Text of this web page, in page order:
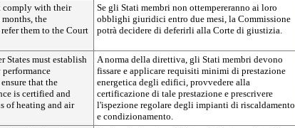
comply with their
the
them to the Court
Se gli Stati membri non ottempereranno ai loro
obblighi giuridici entro due mesi, la Commissione
potrà decidere di deferirli alla Corte di giustizia.
States must establish
that the
is certified and
of heating and air
A norma della direttiva, gli Stati membri devono
fissare e applicare requisiti minimi di prestazione
energetica degli edifici, provvedere alla
certificazione di tale prestazione e prescrivere
l'ispezione regolare degli impianti di riscaldamento
e condizionamento.